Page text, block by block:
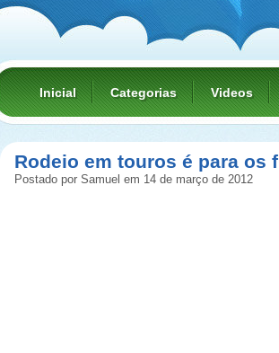
Inicial Categorias Videos
Rodeio em touros é para os
Postado por Samuel em 14 de março de 2012